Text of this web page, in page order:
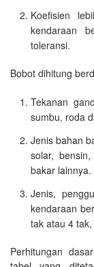
Koefisien
kendaraan
toleransi.
Bobot dihitung
Tekanan
sumbu, roda
Jenis bahan
solar,
bakar lainnya.
Jenis,
kendaraan
tak atau 4
Perhitungan